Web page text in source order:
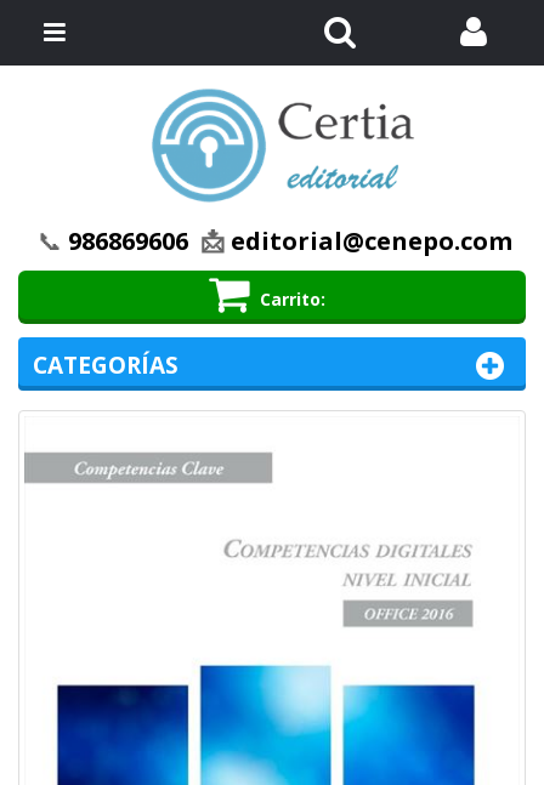
📞 986869606 📩 editorial@cenepo.com
Carrito
Menú
CATEGORÍAS